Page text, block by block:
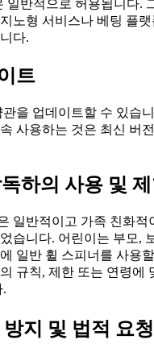
일반적으로 허용됩니다.
노형 서비스나 베팅 플
다.
트
을 업데이트할 수 있습
사용하는 것은 최신 버
하의 사용 및
일반적이고 가족 친화적
습니다. 어린이는 부모,
일반 휠 스피너를 사용
규칙, 제한 또는 연령에
.
지 및 법적 요청